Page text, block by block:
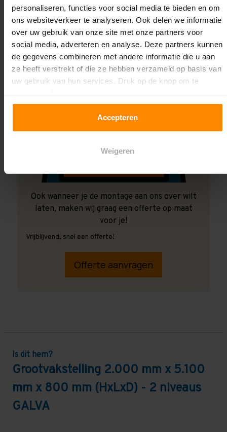
personaliseren, functies voor social media te bieden en om
ons websiteverkeer te analyseren. Ook delen we informatie
over uw gebruik van onze site met onze partners voor
social media, adverteren en analyse. Deze partners kunnen
de gegevens combineren met andere informatie die u aan
ze heeft verstrekt of die ze hebben verzameld op basis van
uw gebruik van hun services. Druk op de knop om te
accepteren!
Accepteren
Weigeren
Ook wanneer je de montage aan ons over wilt
laten, maken wij graag een offerte op maat
voor je!
Vrijblijvend, snel een offerte!
Offerte aanvragen
Is dit hem?
Grootvakstelling 2.000 mm x 5.100
mm x 800 mm (HxLxD) - 2 niveaus
GALVA